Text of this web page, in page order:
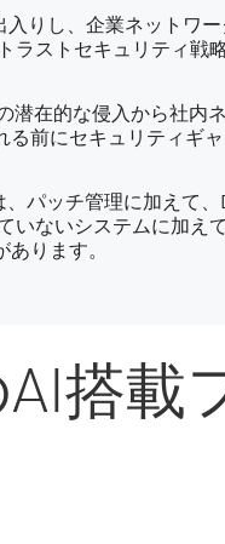
りし、企業ネットワ
ストセキュリティ戦
在的な侵入から社
前にセキュリティギ
パッチ管理に加えて
ないシステムに加
ります。
搭載